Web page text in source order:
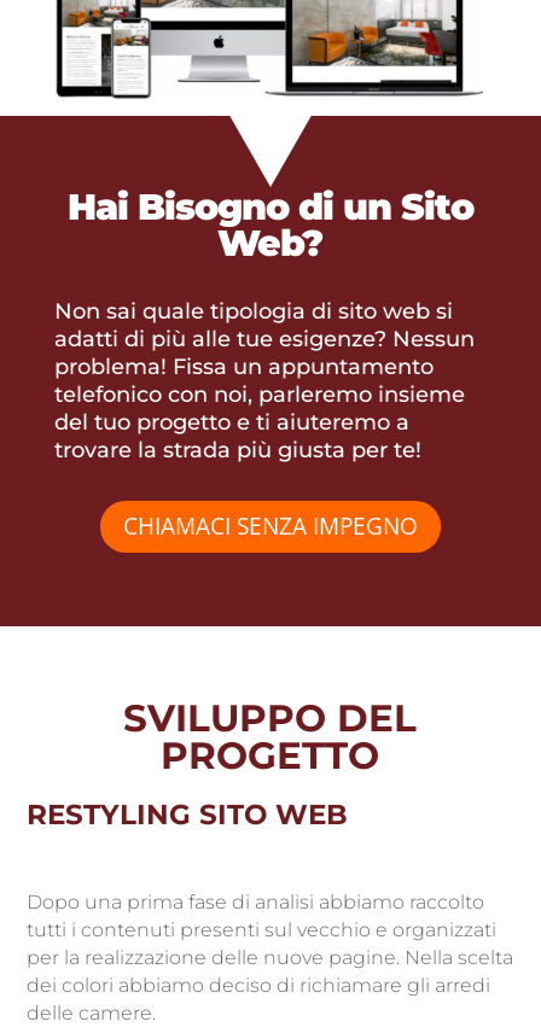
Hai Bisogno di un Sito
Web?
Non sai quale tipologia di sito web si
adatti di più alle tue esigenze? Nessun
problema! Fissa un appuntamento
telefonico con noi, parleremo insieme
del tuo progetto e ti aiuteremo a
trovare la strada più giusta per te!
CHIAMACI SENZA IMPEGNO
SVILUPPO DEL
PROGETTO
RESTYLING SITO WEB
Dopo una prima fase di analisi abbiamo raccolto
tutti i contenuti presenti sul vecchio e organizzati
per la realizzazione delle nuove pagine. Nella scelta
dei colori abbiamo deciso di richiamare gli arredi
delle camere.